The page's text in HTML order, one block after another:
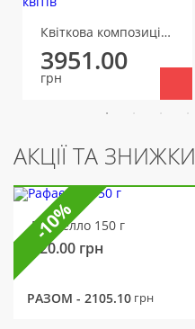
Квіткова композиція Аристократка
3951.00
грн
АКЦІЇ ТА ЗНИЖКИ
Рафаелло 150 г
320.00 грн
РАЗОМ - 2105.10 грн
-10%